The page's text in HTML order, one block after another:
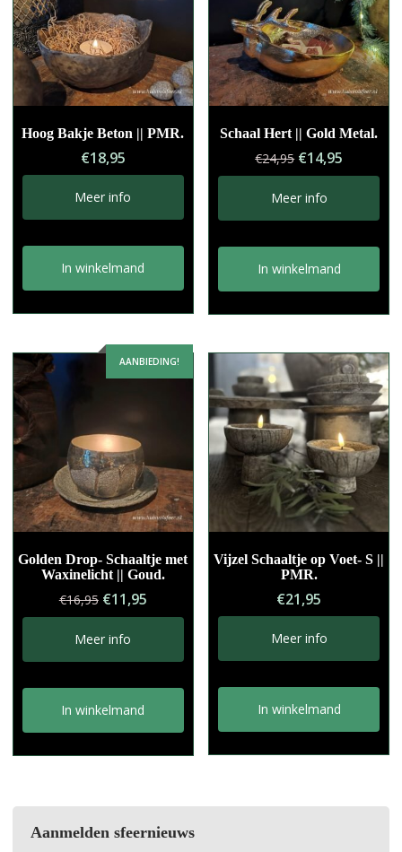
Hoog Bakje Beton || PMR.
€18,95
Meer info
In winkelmand
Schaal Hert || Gold Metal.
€24,95
prijs
was:
€24,95.
€14,95
prijs
€14,95.
Meer info
In winkelmand
AANBIEDING!
Golden Drop- Schaaltje met
Waxinelicht || Goud.
€16,95 Oorspronkelijke
prijs
was:
€16,95.
€11,95Huidige
prijs
€11,95.
Meer info
In winkelmand
Vijzel Schaaltje op Voet- S ||
PMR.
€21,95
Meer info
In winkelmand
Aanmelden sfeernieuws